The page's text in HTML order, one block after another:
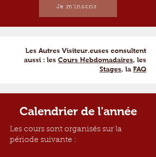
Je m'inscris
Les Autres Visiteur.euses consultent
aussi : les Cours Hebdomadaires, les
Stages, la FAQ
Calendrier de l'année
Les cours sont organisés sur la
période suivante :